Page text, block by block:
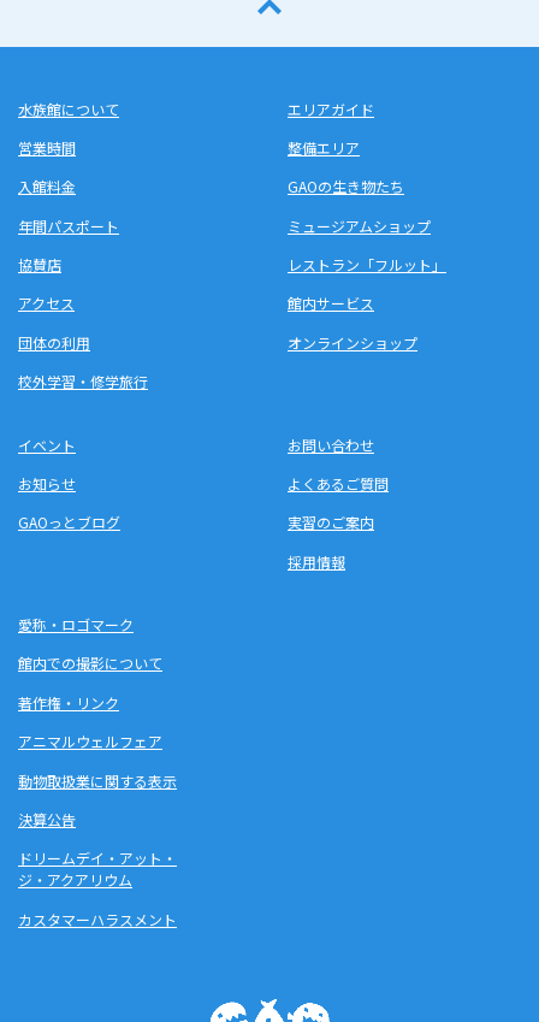
水族館について
営業時間
入館料金
年間パスポート
協賛店
アクセス
団体の利用
校外学習・修学旅行
エリアガイド
整備エリア
GAOの生き物たち
ミュージアムショップ
レストラン「フルット」
館内サービス
オンラインショップ
イベント
お知らせ
GAOっとブログ
お問い合わせ
よくあるご質問
実習のご案内
採用情報
愛称・ロゴマーク
館内での撮影について
著作権・リンク
アニマルウェルフェア
動物取扱業に関する表示
決算公告
ドリームデイ・アット・
ジ・アクアリウム
カスタマーハラスメント